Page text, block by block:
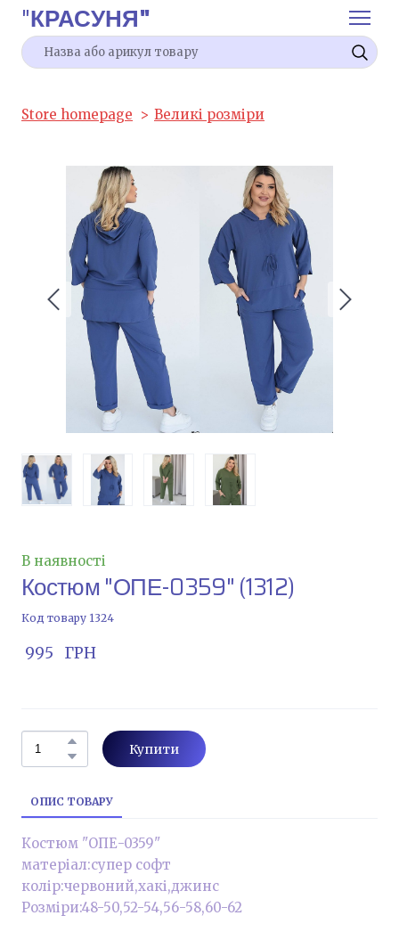
"КРАСУНЯ"
Store homepage Великі розміри
В наявності
Костюм "ОПЕ-0359"(1312)
Код товару 1324
995   ГРН
Купити
ОПИС ТОВАРУ
Костюм "ОПЕ-0359"
матеріал:супер софт
колір:червоний,хакі,джинс
Розміри:48-50,52-54,56-58,60-62